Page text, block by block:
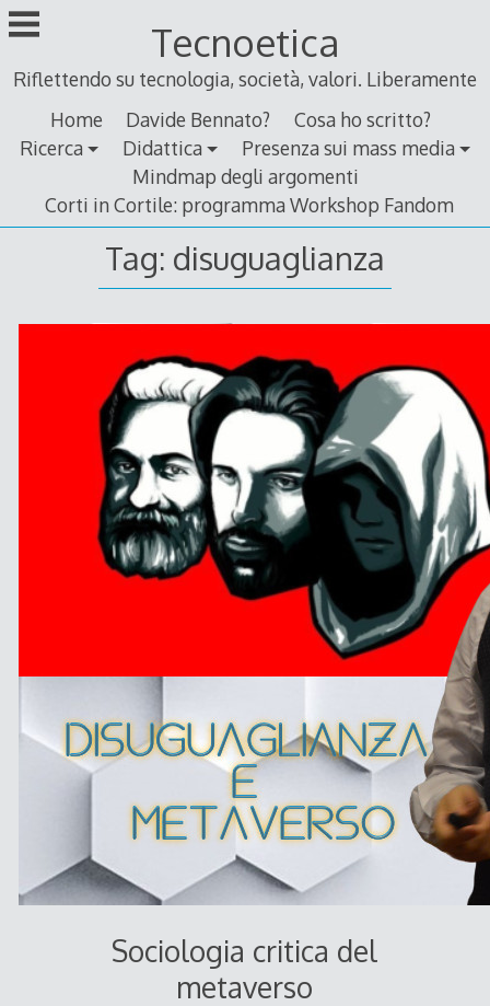
Skip
to
Tecnoetica
Riflettendo su tecnologia, società, valori. Liberamente
Home
Davide Bennato?
Cosa ho scritto?
Ricerca
Didattica
Presenza sui mass media
Mindmap degli argomenti
Corti in Cortile: programma Workshop Fandom
Tag: disuguaglianza
Sociologia critica del
metaverso